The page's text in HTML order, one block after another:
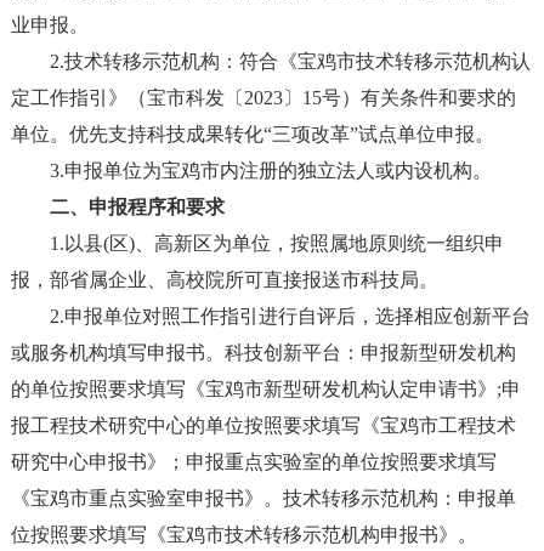
业申报。
2.技术转移示范机构：符合《宝鸡市技术转移示范机构认
定工作指引》（宝市科发〔2023〕15号）有关条件和要求的
单位。优先支持科技成果转化“三项改革”试点单位申报。
3.申报单位为宝鸡市内注册的独立法人或内设机构。
二、申报程序和要求
1.以县(区)、高新区为单位，按照属地原则统一组织申
报，部省属企业、高校院所可直接报送市科技局。
2.申报单位对照工作指引进行自评后，选择相应创新平台
或服务机构填写申报书。科技创新平台：申报新型研发机构
的单位按照要求填写《宝鸡市新型研发机构认定申请书》;申
报工程技术研究中心的单位按照要求填写《宝鸡市工程技术
研究中心申报书》；申报重点实验室的单位按照要求填写
《宝鸡市重点实验室申报书》。技术转移示范机构：申报单
位按照要求填写《宝鸡市技术转移示范机构申报书》。